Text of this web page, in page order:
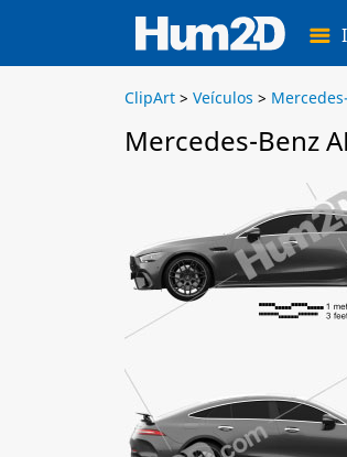
ClipArt > Veículos >
Mercedes-Benz